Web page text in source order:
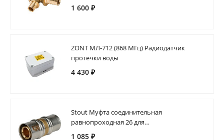
1 600 ₽
ZONT МЛ-712 (868 МГц) Радиодатчик
протечки воды
4 430 ₽
Stout Муфта соединительная
равнопроходная 26 для
металлопластиковых труб прессовой
1 085 ₽